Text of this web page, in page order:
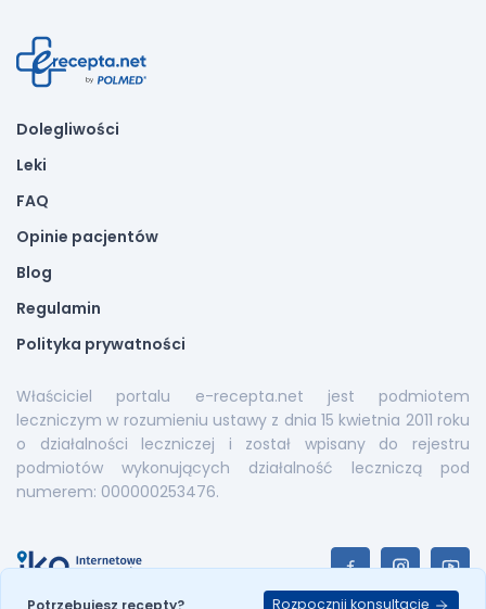
Potrzebujesz recepty? Rozpocznij konsultację
Dolegliwości
Leki
FAQ
Opinie pacjentów
Blog
Regulamin
Polityka prywatności
Właściciel portalu e-recepta.net jest podmiotem
leczniczym w rozumieniu ustawy z dnia 15 kwietnia 2011 roku
o działalności leczniczej i został wpisany do rejestru
podmiotów wykonujących działalność leczniczą pod
numerem: 000000253476.